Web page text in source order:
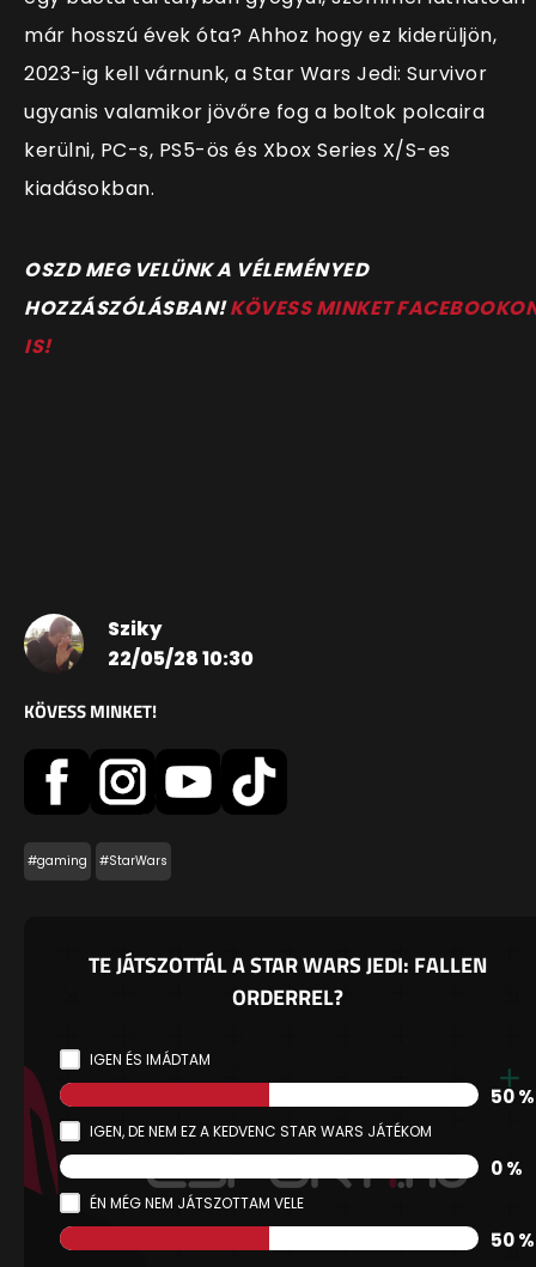
már hosszú évek óta? Ahhoz hogy ez kiderüljön,
2023-ig kell várnunk, a Star Wars Jedi: Survivor
ugyanis valamikor jövőre fog a boltok polcaira
kerülni, PC-s, PS5-ös és Xbox Series X/S-es
kiadásokban.
OSZD MEG VELÜNK A VÉLEMÉNYED
HOZZÁSZÓLÁSBAN!KÖVESS MINKET
IS!
Sziky
22/05/28 10:30
KÖVESS MINKET!
#gaming #StarWars
TE JÁTSZOTTÁL A STAR WARS JEDI: FALLEN
ORDERREL?
IGEN ÉS IMÁDTAM
50 %
IGEN, DE NEM EZ A KEDVENC STAR WARS JÁTÉKOM
0 %
ÉN MÉG NEM JÁTSZOTTAM VELE
50 %